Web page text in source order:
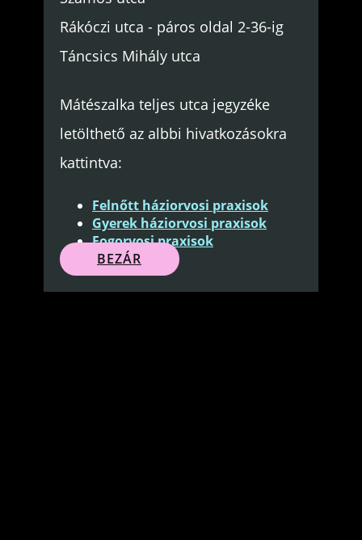
Rákóczi utca - páros oldal 2-36-ig
Táncsics Mihály utca
Mátészalka teljes utca jegyzéke
letölthető az albbi hivatkozásokra
kattintva:
Felnőtt háziorvosi praxisok
Gyerek háziorvosi praxisok
Fogorvosi praxisok
BEZÁR